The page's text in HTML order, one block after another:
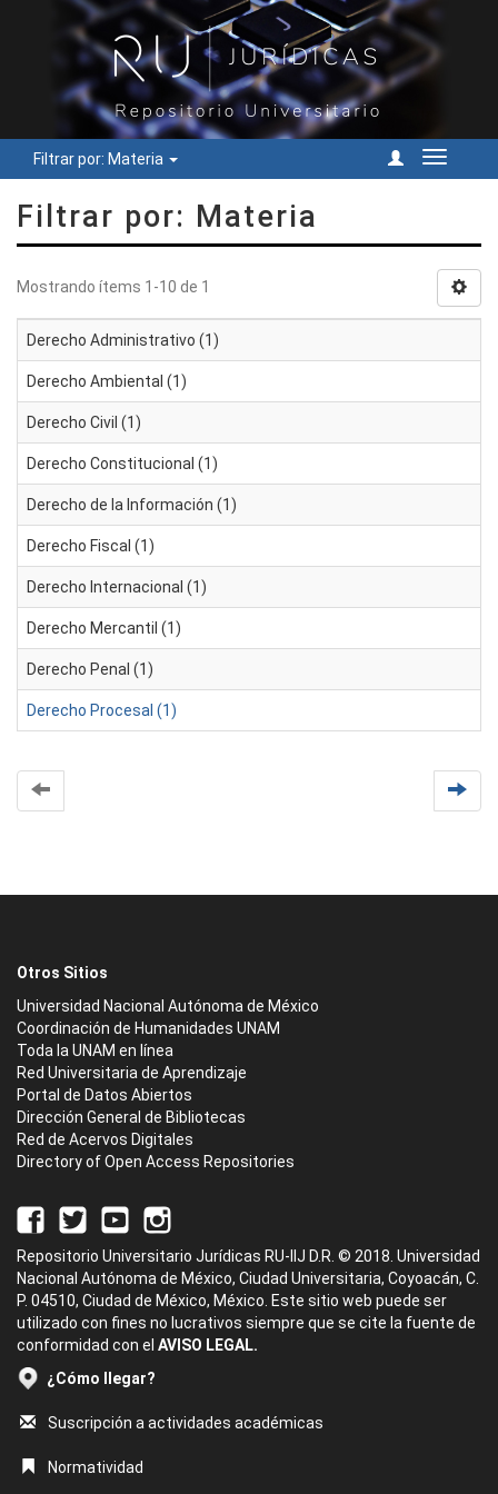
Filtrar por: Materia
Cambiar
Filtrar por: Materia
Mostrando ítems 1-10 de 1
Derecho Administrativo (1)
Derecho Ambiental (1)
Derecho Civil (1)
Derecho Constitucional (1)
Derecho de la Información (1)
Derecho Fiscal (1)
Derecho Internacional (1)
Derecho Mercantil (1)
Derecho Penal (1)
Derecho Procesal (1)
Otros Sitios
Universidad Nacional Autónoma de México
Coordinación de Humanidades UNAM
Toda la UNAM en línea
Red Universitaria de Aprendizaje
Portal de Datos Abiertos
Dirección General de Bibliotecas
Red de Acervos Digitales
Directory of Open Access Repositories
Repositorio Universitario Jurídicas RU-IIJ D.R. © 2018. Universidad
Nacional Autónoma de México, Ciudad Universitaria, Coyoacán, C.
P. 04510, Ciudad de México, México. Este sitio web puede ser
utilizado con fines no lucrativos siempre que se cite la fuente de
conformidad con el AVISO LEGAL.
¿Cómo llegar?
Suscripción a actividades académicas
Normatividad